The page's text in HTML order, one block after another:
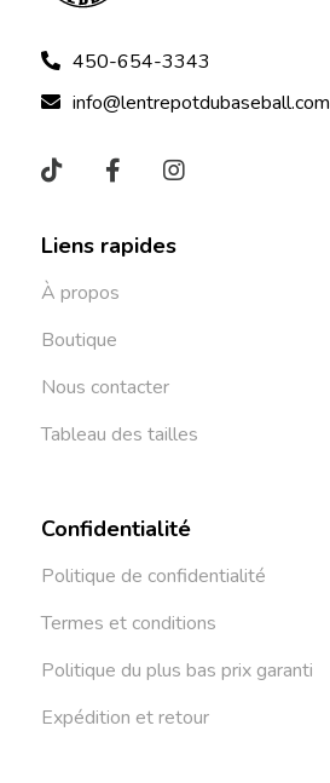
450-654-3343
info@lentrepotdubaseball.com
Liens rapides
À propos
Boutique
Nous contacter
Tableau des tailles
Confidentialité
Politique de confidentialité
Termes et conditions
Politique du plus bas prix garanti
Expédition et retour